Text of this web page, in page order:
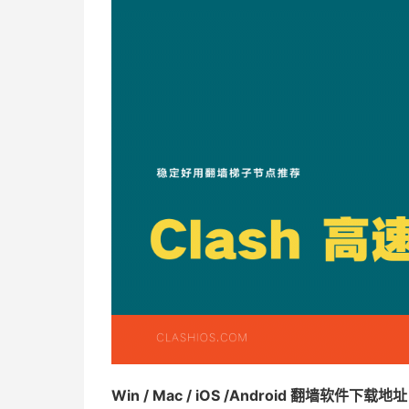
Win / Mac / iOS /Android 翻墙软件下载地